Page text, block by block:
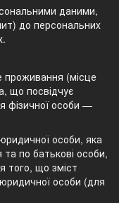
даними,
до персональних
проживання (місце
що посвідчує
фізичної особи —
особи, яка
по батькові особи,
того, що зміст
особи (для